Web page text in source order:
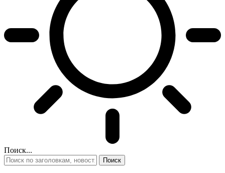
Поиск...